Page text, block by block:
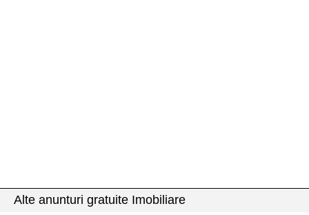
Alte anunturi gratuite Imobiliare